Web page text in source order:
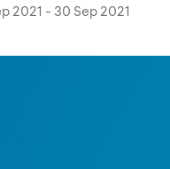
2021 - 30 Sep 2021